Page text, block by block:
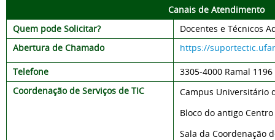
Canais de Atendimento
Quem pode Solicitar?
Docentes e Técnicos
Abertura de Chamado
https://
Telefone 3305-4000 Ramal 1196
Coordenação de Serviços de TIC
Campus Universitário
Bloco do antigo
Sala da Coordenação